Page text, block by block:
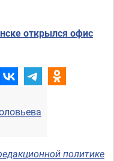
открылся офис
политике